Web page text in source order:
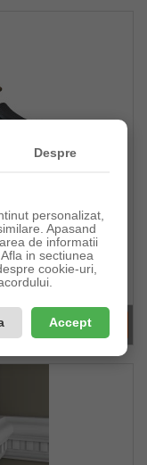
Mare
Despre
personalizat,
Apasand
de informatii
in sectiunea
cookie-uri,
Accept